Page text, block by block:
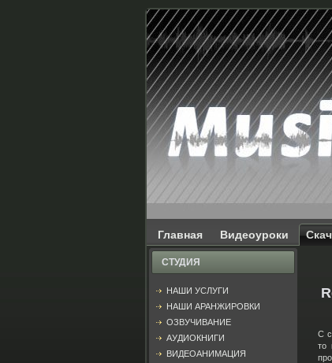
Главная Видеоуроки
СТУДИЯ
НАШИ УСЛУГИ
НАШИ АРАНЖИРОВКИ
ОЗВУЧИВАНИЕ
АУДИОКНИГИ
ВИДЕОАНИМАЦИЯ
С
то